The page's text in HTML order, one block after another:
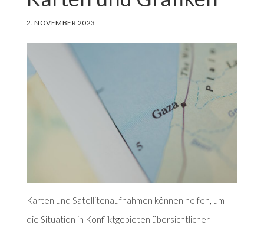
2. NOVEMBER 2023
Karten und Satellitenaufnahmen können helfen, um
die Situation in Konfliktgebieten übersichtlicher